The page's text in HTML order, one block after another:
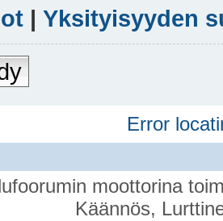
| Yksityisyyden
Error
moottorina
Käännös,